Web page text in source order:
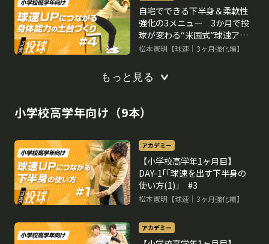
自宅でできる下半身＆柔軟性
強化の3メニュー 3か月で投
球が変わる“米国式”球速アッ
プ理論
松本憲明【球速｜3ヶ月強化編】
もっと見る
小学校高学年向け（9本）
アカデミー
【小学校高学年1ヶ月目】
DAY-1｢｢球速を出す下半身の
使い方(1)｣ #3
松本憲明【球速｜3ヶ月強化編】
アカデミー